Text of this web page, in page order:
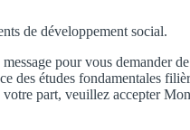
de développement social.
pour vous demander
des études fondamentales
part, veuillez accepter